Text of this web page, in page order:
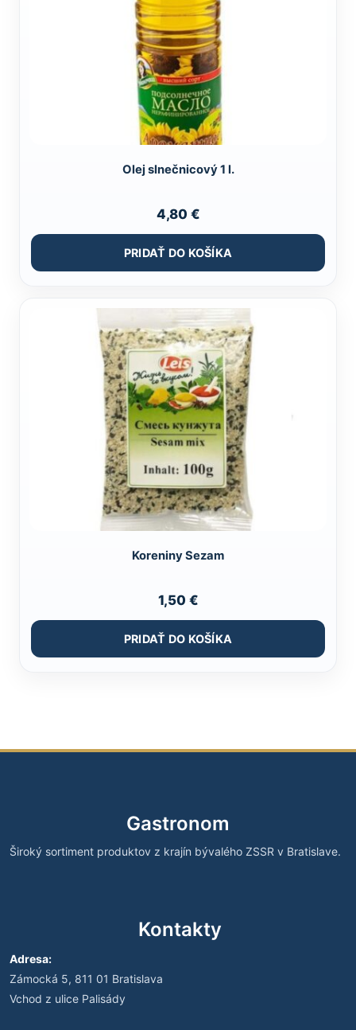
Olej slnečnicový 1 l.
4,80 €
PRIDAŤ DO KOŠÍKA
Koreniny Sezam
1,50 €
PRIDAŤ DO KOŠÍKA
Gastronom
Široký sortiment produktov z krajín bývalého ZSSR v Bratislave.
Kontakty
Adresa:
Zámocká 5, 811 01 Bratislava
Vchod z ulice Palisády